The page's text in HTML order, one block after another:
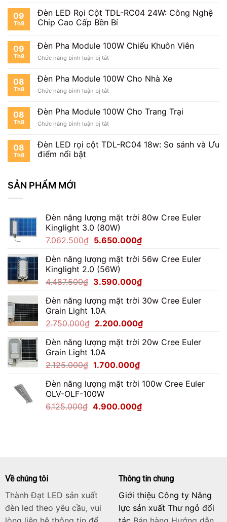
Báo
Giá
Bệnh
Viện
Pha
Module
100W
Trường
09
Th8
Đèn LED Rọi Cột TDL-RC04 24W: Công Nghệ
Chip Cao Cấp Bền Bỉ
09
Th8
Đèn Pha Module 100W Chiếu Khuôn Viên
Chức năng bình luận bị tắtở
Pha
Module
100W
Khuôn
08
Th8
Đèn Pha Module 100W Cho Nhà Xe
Chức năng bình luận bị tắtở
Pha
Module
100W
Nhà
08
Th8
Đèn Pha Module 100W Cho Trang Trại
Chức năng bình luận bị tắtở
Pha
Module
08
Th8
Đèn LED rọi cột TDL-RC04 18w: So sánh và Ưu
điểm nổi bật
SẢN PHẨM MỚI
Đèn năng lượng mặt trời 80w Cree Euler
Kinglight 3.0 (80W)
7.062.500₫ Giá
là:
7.062.500₫.
5.650.000₫Giá
tại
5.650.000₫.
Đèn năng lượng mặt trời 56w Cree Euler
Kinglight 2.0 (56W)
4.487.500₫ Giá
là:
4.487.500₫.
3.590.000₫Giá
tại
3.590.000₫.
Đèn năng lượng mặt trời 30w Cree Euler
Grain Light 1.0A
2.750.000₫ Giá
là:
2.750.000₫.
2.200.000₫Giá
tại
Đèn năng lượng mặt trời 20w Cree Euler
Grain Light 1.0A
2.125.000₫ Giá
là:
2.125.000₫.
1.700.000₫Giá
tại
1.700.000₫.
Đèn năng lượng mặt trời 100w Cree Euler
OLV-OLF-100W
6.125.000₫ Giá
4.900.000₫Giá
Về chúng tôi
Thành Đạt LED sản xuất
đèn led theo yêu cầu, vui
Thông tin chung
Giới thiệu Công ty Năng
lực sản xuất Thư ngỏ đối